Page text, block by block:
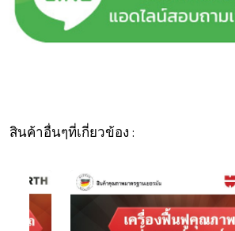
สินค้าอื่นๆที่เกี่ยวข้อง :